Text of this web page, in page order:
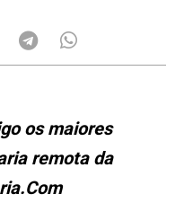
os maiores
remota da